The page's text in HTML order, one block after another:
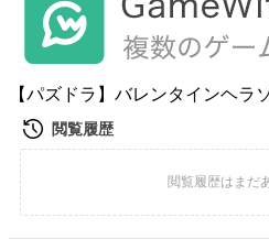
【パズドラ】バレンタインヘラ